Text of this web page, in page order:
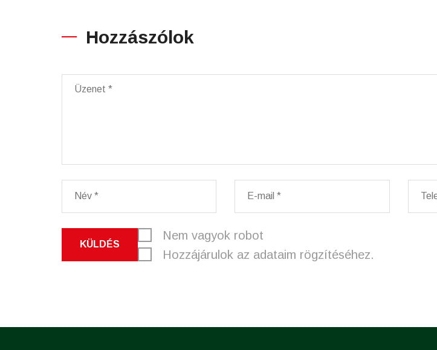
Hozzászólok
KÜLDÉS
Nem vagyok robot
Hozzájárulok az adataim rögzítéséhez.